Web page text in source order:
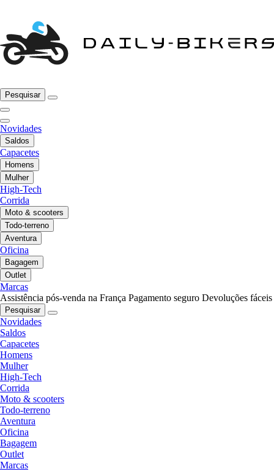
Pesquisar
Novidades
Saldos
Capacetes
Homens
Mulher
High-Tech
Corrida
Moto & scooters
Todo-terreno
Aventura
Oficina
Bagagem
Outlet
Marcas
Assistência pós-venda na França Pagamento seguro Devoluções fáceis
Pesquisar
Novidades
Saldos
Capacetes
Homens
Mulher
High-Tech
Corrida
Moto & scooters
Todo-terreno
Aventura
Oficina
Bagagem
Outlet
Marcas